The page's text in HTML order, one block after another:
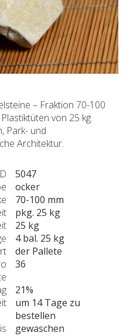
– Fraktion 70-100
von 25 kg.
Park- und
Architektur.
5047
ocker
70-100 mm
pkg. 25 kg
25 kg
4 bal. 25 kg
der Pallete
36
21%
um 14 Tage zu
bestellen
gewaschen